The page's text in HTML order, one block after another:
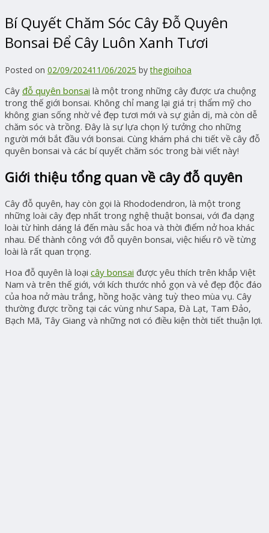
Bí Quyết Chăm Sóc Cây Đỗ Quyên
Bonsai Để Cây Luôn Xanh Tươi
Posted on 02/09/202411/06/2025 bythegioihoa
Cây đỗ quyên bonsai là một trong những cây được ưa chuộng
trong thế giới bonsai. Không chỉ mang lại giá trị thẩm mỹ cho
không gian sống nhờ vẻ đẹp tươi mới và sự giản dị, mà còn dễ
chăm sóc và trồng. Đây là sự lựa chọn lý tưởng cho những
người mới bắt đầu với bonsai. Cùng khám phá chi tiết về cây đỗ
quyên bonsai và các bí quyết chăm sóc trong bài viết này!
Giới thiệu tổng quan về cây đỗ quyên
Cây đỗ quyên, hay còn gọi là Rhododendron, là một trong
những loài cây đẹp nhất trong nghệ thuật bonsai, với đa dạng
loài từ hình dáng lá đến màu sắc hoa và thời điểm nở hoa khác
nhau. Để thành công với đỗ quyên bonsai, việc hiểu rõ về từng
loài là rất quan trọng.
Hoa đỗ quyên là loại cây bonsai được yêu thích trên khắp Việt
Nam và trên thế giới, với kích thước nhỏ gọn và vẻ đẹp độc đáo
của hoa nở màu trắng, hồng hoặc vàng tuỳ theo mùa vụ. Cây
thường được trồng tại các vùng như Sapa, Đà Lạt, Tam Đảo,
Bạch Mã, Tây Giang và những nơi có điều kiện thời tiết thuận lợi.